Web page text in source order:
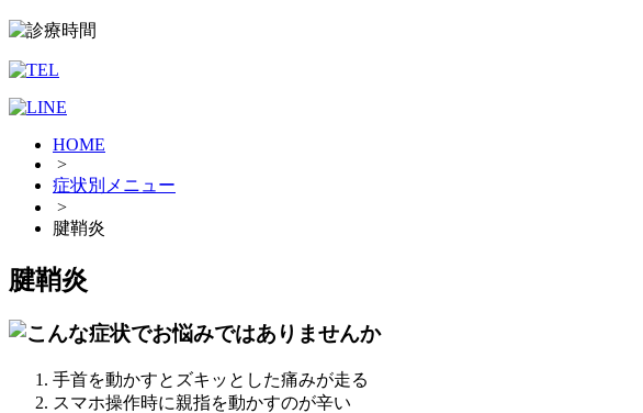
HOME
>
症状別メニュー
>
腱鞘炎
腱鞘炎
手首を動かすとズキッとした痛みが走る
スマホ操作時に親指を動かすのが辛い